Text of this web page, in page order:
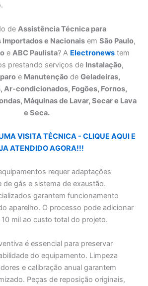
de Assistência Técnica para
e Nacionais em São Paulo,
e ABC Paulista? A Electronews tem
prestando serviços de Instalação,
e Manutenção de Geladeiras,
Ar-condicionados, Fogões, Fornos,
Máquinas de Lavar, Secar e Lava
e Seca.
VISITA TÉCNICA - CLIQUE AQUI E
ATENDIDO AGORA!!!
requer adaptações
de gás e sistema de exaustão.
garantem funcionamento
aparelho. O processo pode adicionar
10 mil ao custo total do projeto.
é essencial para preservar
do equipamento. Limpeza
e calibração anual garantem
Peças de reposição originais,